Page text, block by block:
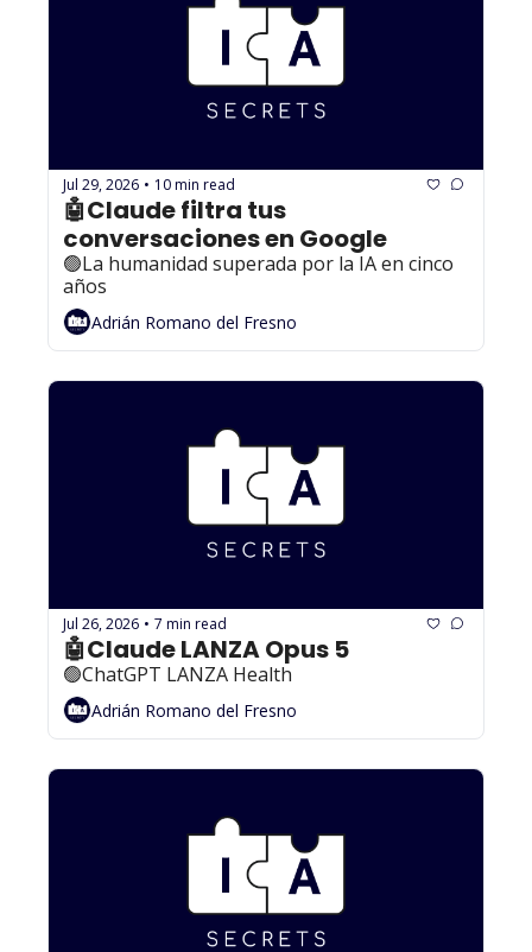
Jul 29, 2026 • 10 min read
🤖Claude filtra tus
conversaciones en Google
🟢La humanidad superada por la IA en cinco
años
Adrián Romano del Fresno
Jul 26, 2026 • 7 min read
🤖Claude LANZA Opus 5
🟢ChatGPT LANZA Health
Adrián Romano del Fresno